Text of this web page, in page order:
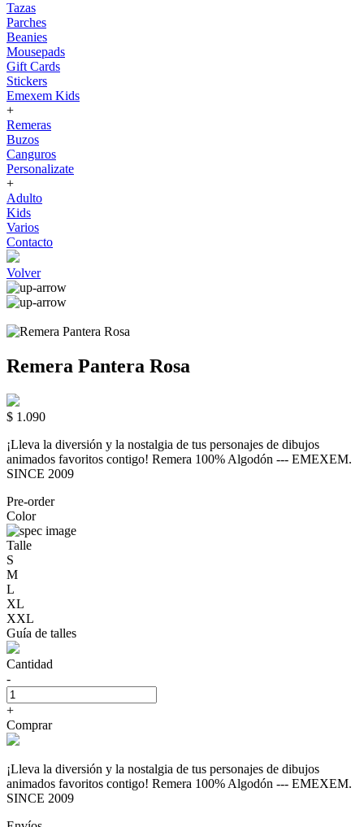
Tazas
Parches
Beanies
Mousepads
Gift Cards
Stickers
Emexem Kids
+
Remeras
Buzos
Canguros
Personalizate
+
Adulto
Kids
Varios
Contacto
Volver
Remera Pantera Rosa
$ 1.090
¡Lleva la diversión y la nostalgia de tus personajes de dibujos
animados favoritos contigo! Remera 100% Algodón --- EMEXEM.
SINCE 2009
Pre-order
Color
Talle
S
M
L
XL
XXL
Guía de talles
Cantidad
-
+
Comprar
¡Lleva la diversión y la nostalgia de tus personajes de dibujos
animados favoritos contigo! Remera 100% Algodón --- EMEXEM.
SINCE 2009